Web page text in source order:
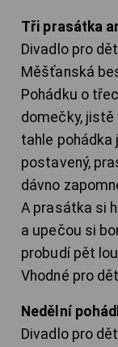
Tři prasátka
Divadlo pro
Měšťanská
Pohádku o
domečky,
tahle pohádka
postavený,
dávno
A prasátka si
a upečou si
probudí pět
Vhodné pro
Nedělní
Divadlo pro